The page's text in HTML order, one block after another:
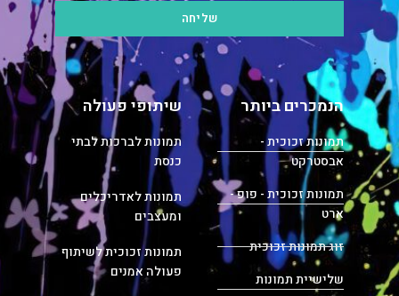
שליחה
הנמכרים ביותר
תמונות זכוכית -
אבסטרקט
תמונות זכוכית - פופ -
ארט
זוג תמונות זכוכית
שלישיית תמונות
שיתופי פעולה
תמונות לברכות לבתי
כנסת
תמונות לאדריכלים
ומעצבים
תמונות זכוכית לשיתוף
פעולה אמנים